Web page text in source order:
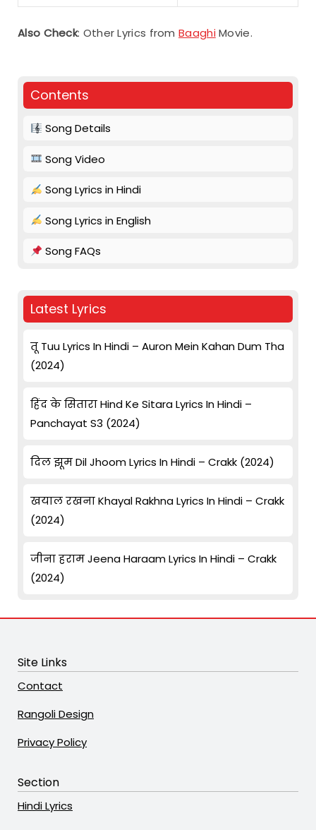
Also Check: Other Lyrics fromBaaghiMovie.
Contents
Song Details
Song Video
Song Lyrics in Hindi
Song Lyrics in English
Song FAQs
Latest Lyrics
तू Tuu Lyrics In Hindi – Auron Mein Kahan Dum Tha
(2024)
हिंद के सितारा Hind Ke Sitara Lyrics In Hindi –
Panchayat S3 (2024)
दिल झूम Dil Jhoom Lyrics In Hindi – Crakk (2024)
खयाल रखना Khayal Rakhna Lyrics In Hindi – Crakk
(2024)
जीना हराम Jeena Haraam Lyrics In Hindi – Crakk
(2024)
Site Links
Contact
Rangoli Design
Privacy Policy
Section
Hindi Lyrics